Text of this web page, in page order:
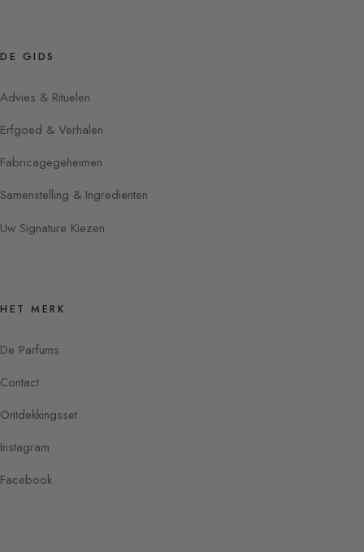
DE GIDS
Advies & Rituelen
Erfgoed & Verhalen
Fabricagegeheimen
Samenstelling & Ingrediënten
Uw Signature Kiezen
HET MERK
De Parfums
Contact
Ontdekkingsset
Instagram
Facebook